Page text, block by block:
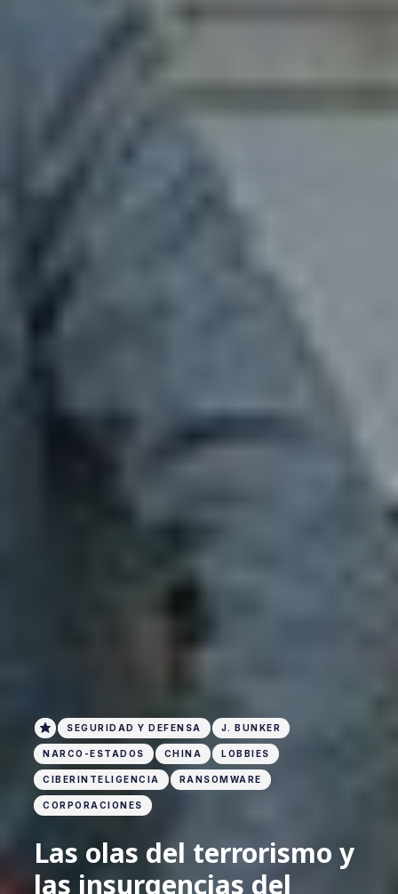
SEGURIDAD Y DEFENSA J. BUNKER
NARCO-ESTADOS CHINA LOBBIES
CIBERINTELIGENCIA RANSOMWARE
CORPORACIONES
Las olas del terrorismo y
las insurgencias del